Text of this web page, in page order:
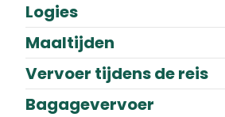
Logies
Maaltijden
Vervoer tijdens de reis
Bagagevervoer